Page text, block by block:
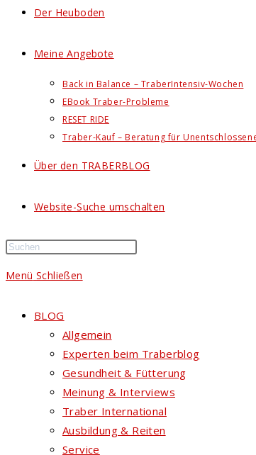
Der Heuboden
Meine Angebote
Back in Balance – TraberIntensiv-Wochen
EBook Traber-Probleme
RESET RIDE
Traber-Kauf – Beratung für
Über den TRABERBLOG
Website-Suche umschalten
Menü Schließen
BLOG
Allgemein
Experten beim Traberblog
Gesundheit & Fütterung
Meinung & Interviews
Traber International
Ausbildung & Reiten
Service